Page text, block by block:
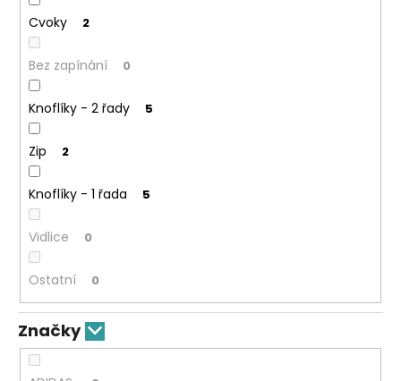
Cvoky 2
Bez zapínání 0
Knoflíky - 2 řady 5
Zip 2
Knoflíky - 1 řada 5
Vidlice 0
Ostatní 0
Značky